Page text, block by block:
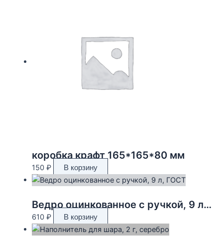
коробка крафт 165*165*80 мм
150 ₽ В корзину
Ведро оцинкованное с ручкой, 9 л, ГОСТ
610 ₽ В корзину